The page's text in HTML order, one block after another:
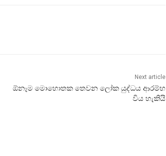
Next article
ඕනෑම මොහොතක තෙවන ලෝක යුද්ධය ආරම්භ
විය හැකියි